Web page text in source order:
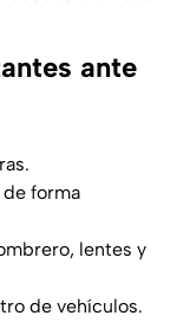
ante
forma
lentes y
de vehículos.